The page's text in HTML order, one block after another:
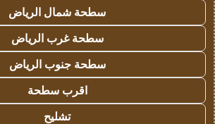
سطحة شمال الرياض
سطحة غرب الرياض
سطحة جنوب الرياض
اقرب سطحة
تشليح